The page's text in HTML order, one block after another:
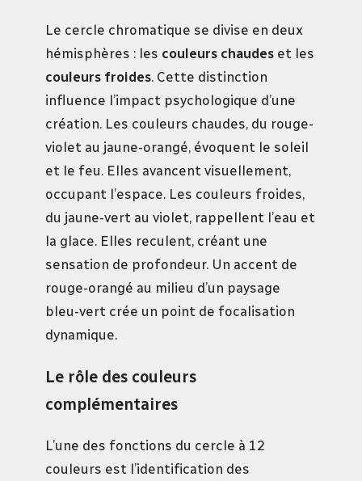
Le cercle chromatique se divise en deux
hémisphères : les couleurs chaudes et les
couleurs froides. Cette distinction
influence l’impact psychologique d’une
création. Les couleurs chaudes, du rouge-
violet au jaune-orangé, évoquent le soleil
et le feu. Elles avancent visuellement,
occupant l’espace. Les couleurs froides,
du jaune-vert au violet, rappellent l’eau et
la glace. Elles reculent, créant une
sensation de profondeur. Un accent de
rouge-orangé au milieu d’un paysage
bleu-vert crée un point de focalisation
dynamique.
Le rôle des couleurs
complémentaires
L’une des fonctions du cercle à 12
couleurs est l’identification des